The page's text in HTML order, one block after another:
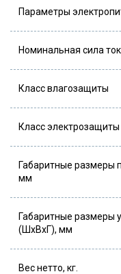
Параметры
Номинальная сила
Класс влагозащиты
Класс электрозащиты
Габаритные размеры
мм
Габаритные размеры
(ШхВхГ), мм
Вес нетто, кг.